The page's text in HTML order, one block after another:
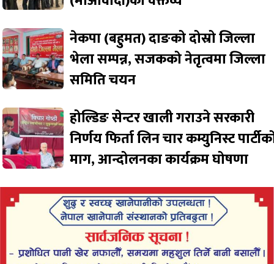
नेकपा (बहुमत) दाङको दोस्रो जिल्ला
भेला सम्पन्न, सजकको नेतृत्वमा जिल्ला
समिति चयन
होल्डिङ सेन्टर खाली गराउने सरकारी
निर्णय फिर्ता लिन चार कम्युनिस्ट
माग, आन्दोलनका कार्यक्रम घोषणा